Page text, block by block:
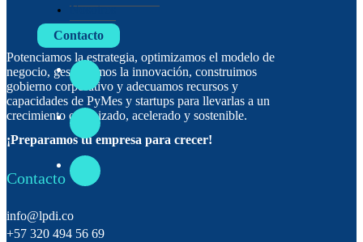
Nosotros
Contacto
Potenciamos la estrategia, optimizamos el modelo de
negocio, gestionamos la innovación, construimos
gobierno corporativo y adecuamos recursos y
capacidades de PyMes y startups para llevarlas a un
crecimiento organizado, acelerado y sostenible.
¡Preparamos tu empresa para crecer!
Contacto
info@lpdi.co
+57 320 494 56 69